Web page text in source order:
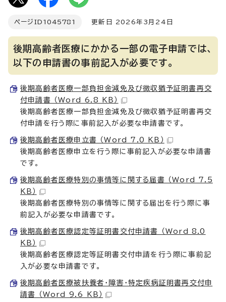
ページID 1045781 更新日 2026年3月24日
後期高齢者医療にかかる一部の電子申請では、
以下の申請書の事前記入が必要です。
後期高齢者医療一部負担金減免及び徴収猶予証明書再交
付申請書 （Word 6.8 KB）
後期高齢者医療一部負担金減免及び徴収猶予証明書再交
付申請を行う際に事前記入が必要な申請書です。
後期高齢者医療申立書 （Word 7.0 KB）
後期高齢者医療申立を行う際に事前記入が必要な申請書
です。
後期高齢者医療特別の事情等に関する届書 （Word 7.5
KB）
後期高齢者医療特別の事情等に関する届出を行う際に事
前記入が必要な申請書です。
後期高齢者医療認定等証明書交付申請書 （Word 8.0
KB）
後期高齢者医療認定等証明書交付申請を行う際に事前記
入が必要な申請書です。
後期高齢者医療被扶養者・障害・特定疾病証明書再交付申
請書 （Word 9.6 KB）